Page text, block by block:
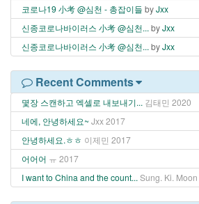
코로나19 小考 @심천 - 총잡이들 byJxx
신종코로나바이러스 小考 @심천... byJxx
신종코로나바이러스 小考 @심천... byJxx
Recent Comments
몇장 스캔하고 엑셀로 내보내기... 김태민 2020
네에, 안녕하세요~ Jxx2017
안녕하세요.ㅎㅎ 이제민 2017
어어어 ㅠ 2017
I want to China and the count... Sung. Ki. Moon